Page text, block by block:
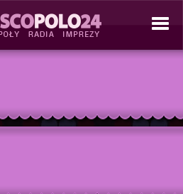
site_tools/